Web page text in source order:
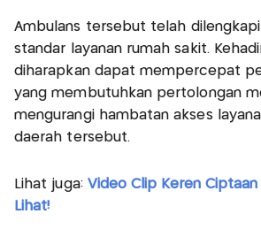
Ambulans tersebut telah dilengkapi
standar layanan rumah sakit.
diharapkan dapat mempercepat
yang membutuhkan pertolongan
mengurangi hambatan akses
daerah tersebut.
Lihat juga: Video Clip Keren Ciptaan
Lihat!